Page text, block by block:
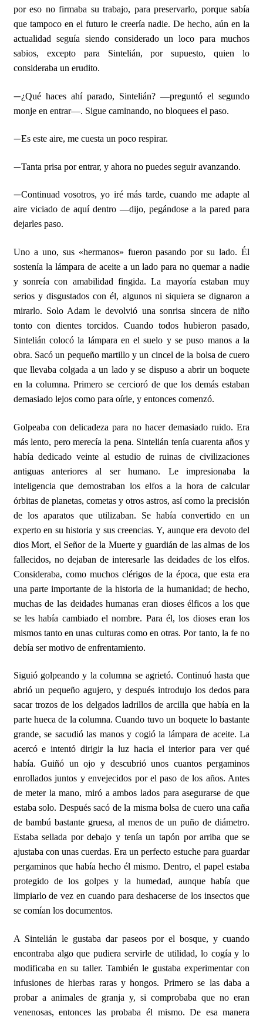
por eso no firmaba su trabajo, para preservarlo, porque sabía
que tampoco en el futuro le creería nadie. De hecho, aún en la
actualidad seguía siendo considerado un loco para muchos
sabios, excepto para Sintelián, por supuesto, quien lo
consideraba un erudito.
—¿Qué haces ahí parado, Sintelián? —preguntó el segundo
monje en entrar—. Sigue caminando, no bloquees el paso.
—Es este aire, me cuesta un poco respirar.
—Tanta prisa por entrar, y ahora no puedes seguir avanzando.
—Continuad vosotros, yo iré más tarde, cuando me adapte al
aire viciado de aquí dentro —dijo, pegándose a la pared para
dejarles paso.
Uno a uno, sus «hermanos» fueron pasando por su lado. Él
sostenía la lámpara de aceite a un lado para no quemar a nadie
y sonreía con amabilidad fingida. La mayoría estaban muy
serios y disgustados con él, algunos ni siquiera se dignaron a
mirarlo. Solo Adam le devolvió una sonrisa sincera de niño
tonto con dientes torcidos. Cuando todos hubieron pasado,
Sintelián colocó la lámpara en el suelo y se puso manos a la
obra. Sacó un pequeño martillo y un cincel de la bolsa de cuero
que llevaba colgada a un lado y se dispuso a abrir un boquete
en la columna. Primero se cercioró de que los demás estaban
demasiado lejos como para oírle, y entonces comenzó.
Golpeaba con delicadeza para no hacer demasiado ruido. Era
más lento, pero merecía la pena. Sintelián tenía cuarenta años y
había dedicado veinte al estudio de ruinas de civilizaciones
antiguas anteriores al ser humano. Le impresionaba la
inteligencia que demostraban los elfos a la hora de calcular
órbitas de planetas, cometas y otros astros, así como la precisión
de los aparatos que utilizaban. Se había convertido en un
experto en su historia y sus creencias. Y, aunque era devoto del
dios Mort, el Señor de la Muerte y guardián de las almas de los
fallecidos, no dejaban de interesarle las deidades de los elfos.
Consideraba, como muchos clérigos de la época, que esta era
una parte importante de la historia de la humanidad; de hecho,
muchas de las deidades humanas eran dioses élficos a los que
se les había cambiado el nombre. Para él, los dioses eran los
mismos tanto en unas culturas como en otras. Por tanto, la fe no
debía ser motivo de enfrentamiento.
Siguió golpeando y la columna se agrietó. Continuó hasta que
abrió un pequeño agujero, y después introdujo los dedos para
sacar trozos de los delgados ladrillos de arcilla que había en la
parte hueca de la columna. Cuando tuvo un boquete lo bastante
grande, se sacudió las manos y cogió la lámpara de aceite. La
acercó e intentó dirigir la luz hacia el interior para ver qué
había. Guiñó un ojo y descubrió unos cuantos pergaminos
enrollados juntos y envejecidos por el paso de los años. Antes
de meter la mano, miró a ambos lados para asegurarse de que
estaba solo. Después sacó de la misma bolsa de cuero una caña
de bambú bastante gruesa, al menos de un puño de diámetro.
Estaba sellada por debajo y tenía un tapón por arriba que se
ajustaba con unas cuerdas. Era un perfecto estuche para guardar
pergaminos que había hecho él mismo. Dentro, el papel estaba
protegido de los golpes y la humedad, aunque había que
limpiarlo de vez en cuando para deshacerse de los insectos que
se comían los documentos.
A Sintelián le gustaba dar paseos por el bosque, y cuando
encontraba algo que pudiera servirle de utilidad, lo cogía y lo
modificaba en su taller. También le gustaba experimentar con
infusiones de hierbas raras y hongos. Primero se las daba a
probar a animales de granja y, si comprobaba que no eran
venenosas, entonces las probaba él mismo. De esa manera